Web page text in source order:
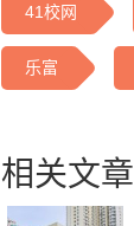
41校网
乐富
相关文